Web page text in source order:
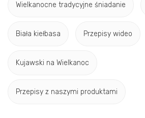
Wielkanocne tradycyjne śniadanie
Biała kiełbasa Przepisy wideo
Kujawski na Wielkanoc
Przepisy z naszymi produktami